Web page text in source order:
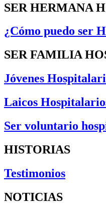
SER HERMANA
¿Cómo puedo ser
SER FAMILIA
Jóvenes
Laicos
Ser voluntario
HISTORIAS
Testimonios
NOTICIAS